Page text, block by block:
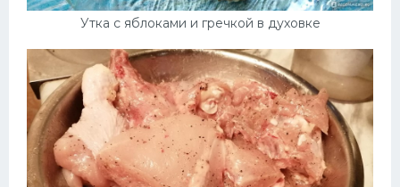
Утка с яблоками и гречкой в духовке